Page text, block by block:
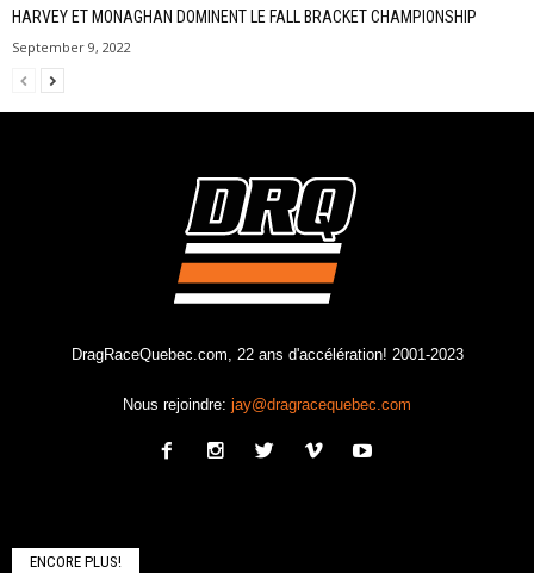
HARVEY ET MONAGHAN DOMINENT LE FALL BRACKET CHAMPIONSHIP
September 9, 2022
DragRaceQuebec.com, 22 ans d'accélération! 2001-2023
Nous rejoindre: jay@dragracequebec.com
ENCORE PLUS!